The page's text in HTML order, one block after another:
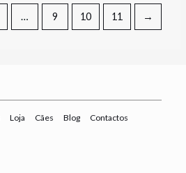
… 9 10 11 →
Loja Cães Blog Contactos